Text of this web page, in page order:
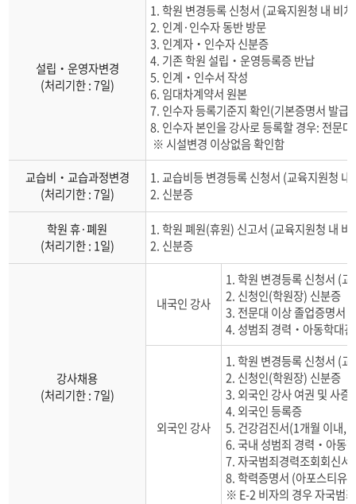
설립‧운영자변경
(처리기한 : 7일)
1. 학원 변경등록 신청서 (교육지원청 내 비
2. 인계·인수자 동반 방문
3. 인계자‧인수자 신분증
4. 기존 학원 설립‧운영등록증 반납
5. 인계‧인수서 작성
6. 임대차계약서 원본
7. 인수자 등록기준지 확인(기본증명서 발급
8. 인수자 본인을 강사로 등록할 경우: 전문
※ 시설변경 이상없음 확인함
교습비‧교습과정변경
(처리기한 : 7일)
1. 교습비등 변경등록 신청서 (교육지원청 내
2. 신분증
학원 휴·폐원
(처리기한 : 1일)
1. 학원 폐원(휴원) 신고서 (교육지원청 내 비
2. 신분증
강사채용
(처리기한 : 7일)
내국인 강사
1. 학원 변경등록 신청서 (
2. 신청인(학원장) 신분증
3. 전문대 이상 졸업증명서
4. 성범죄 경력‧아동학대
외국인 강사
1. 학원 변경등록 신청서 (
2. 신청인(학원장) 신분증
3. 외국인 강사 여권 및 사증
4. 외국인 등록증
5. 건강검진서(1개월 이내,
6. 국내 성범죄 경력‧아동
7. 자국범죄경력조회회신
8. 학력증명서 (아포스티유
※ E-2 비자의 경우 자국범